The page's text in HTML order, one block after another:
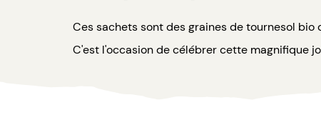
Ces sachets sont des graines de tournesol
C'est l'occasion de célébrer cette magnifique